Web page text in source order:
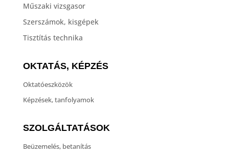
Műszaki vizsgasor
Szerszámok, kisgépek
Tisztítás technika
OKTATÁS, KÉPZÉS
Oktatóeszközök
Képzések, tanfolyamok
SZOLGÁLTATÁSOK
Beüzemelés, betanítás